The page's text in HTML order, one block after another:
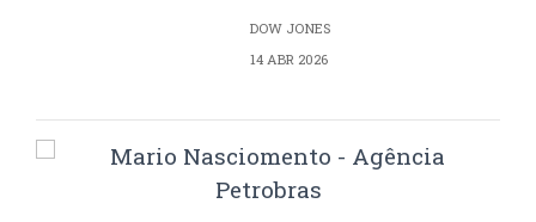
DOW JONES
14 ABR 2026